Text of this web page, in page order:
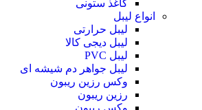
کاغذ ستونی
انواع لیبل
لیبل حرارتی
لیبل دیجی کالا
لیبل PVC
لیبل جواهر دم شیشه ای
وکس رزین ریبون
رزین ریبون
وکس ریبون